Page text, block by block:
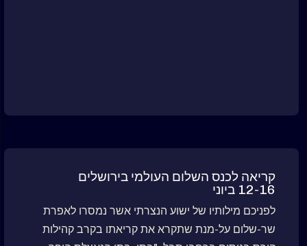
קריאה לכנס השלום העולמי בירושלים
12-16 ביוני
לפניכם מילותיו של ישוע הנצרתי אשר נמסרו לאפרת
שר-שלום על-מנת שתקרא את קריאתו בקרב קהילות